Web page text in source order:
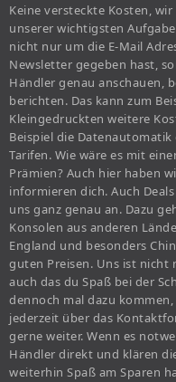
Keine versteckte Kosten,
unserer wichtigsten
nicht nur um die E-Mail
Newsletter gegeben hast,
Händler genau anschauen,
berichten. Das kann zum
Kleingedruckten weitere
Beispiel die
Tarifen. Wie wäre es mit
Prämien? Auch hier haben
informieren dich. Auch
uns ganz genau an. Dazu
Konsolen aus anderen
England und besonders
guten Preisen. Uns ist nicht
auch das du Spaß bei der
dennoch mal dazu
jederzeit über das
gerne weiter. Wenn es
Händler direkt und klären
weiterhin Spaß am Sparen